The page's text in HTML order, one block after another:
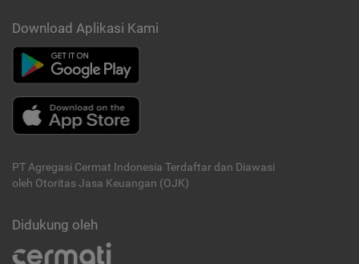
Download Aplikasi Kami
PT Agregasi Cermat Indonesia Terdaftar dan Diawasi
oleh Otoritas Jasa Keuangan (OJK)
Didukung oleh